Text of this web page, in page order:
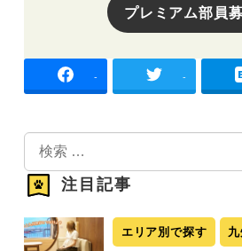
プレミアム部員
- -
検
索
注目記事
エリア別で探す